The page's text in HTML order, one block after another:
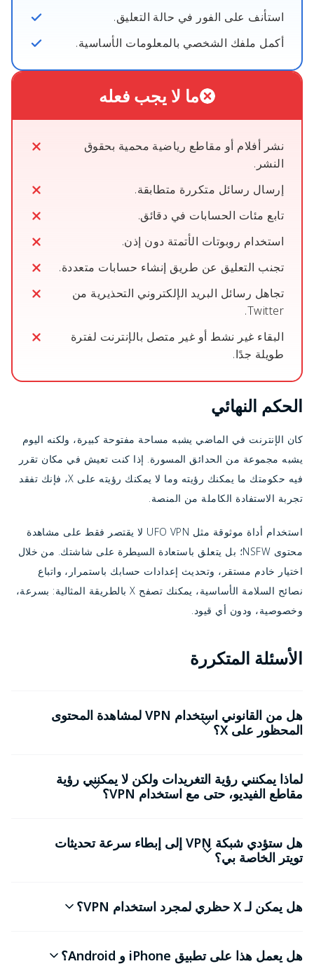
استأنف على الفور في حالة التعليق.
أكمل ملفك الشخصي بالمعلومات الأساسية.
ما لا يجب فعله
نشر أفلام أو مقاطع رياضية محمية بحقوق
النشر.
إرسال رسائل متكررة متطابقة.
تابع مئات الحسابات في دقائق.
استخدام روبوتات الأتمتة دون إذن.
تجنب التعليق عن طريق إنشاء حسابات متعددة.
تجاهل رسائل البريد الإلكتروني التحذيرية من
Twitter.
البقاء غير نشط أو غير متصل بالإنترنت لفترة
طويلة جدًا.
الحكم النهائي
كان الإنترنت في الماضي يشبه مساحة مفتوحة كبيرة، ولكنه اليوم
يشبه مجموعة من الحدائق المسورة. إذا كنت تعيش في مكان تقرر
فيه حكومتك ما يمكنك رؤيته وما لا يمكنك رؤيته على X، فإنك تفقد
تجربة الاستفادة الكاملة من المنصة.
استخدام أداة موثوقة مثل UFO VPN لا يقتصر فقط على مشاهدة
محتوى NSFW؛ بل يتعلق باستعادة السيطرة على شاشتك. من خلال
اختيار خادم مستقر، وتحديث إعدادات حسابك باستمرار، واتباع
نصائح السلامة الأساسية، يمكنك تصفح X بالطريقة المثالية: بسرعة،
وخصوصية، ودون أي قيود.
الأسئلة المتكررة
هل من القانوني استخدام VPN لمشاهدة المحتوى
المحظور على X؟
لماذا يمكنني رؤية التغريدات ولكن لا يمكنني رؤية
مقاطع الفيديو، حتى مع استخدام VPN؟
هل ستؤدي شبكة VPN إلى إبطاء سرعة تحديثات
تويتر الخاصة بي؟
هل يمكن لـ X حظري لمجرد استخدام VPN؟
هل يعمل هذا على تطبيق iPhone و Android؟